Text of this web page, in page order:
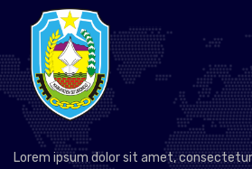
Lorem ipsum dolor sit amet,